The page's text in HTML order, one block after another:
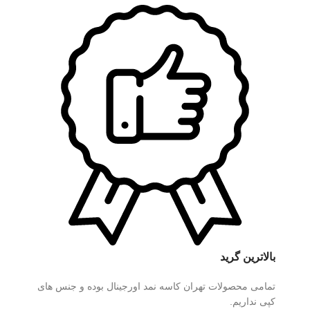
بالاترین گرید
تمامی محصولات تهران کاسه نمد اورجینال بوده و جنس های
کپی نداریم.